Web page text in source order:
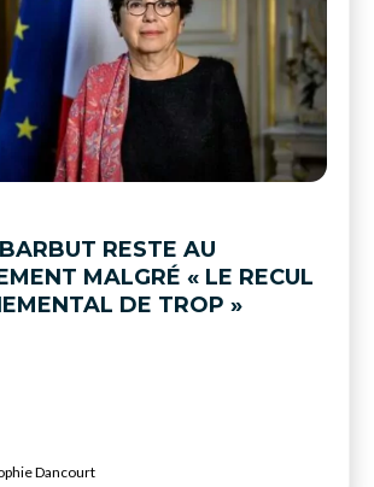
RESTE AU
MALGRÉ « LE RECUL
DE TROP »
Dancourt